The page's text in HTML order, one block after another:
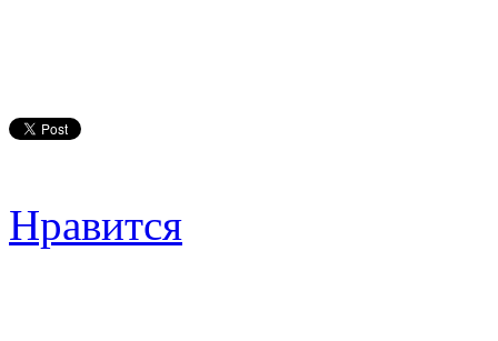
Нравится